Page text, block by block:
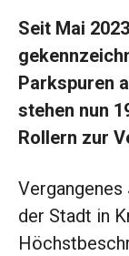
Seit Mai
Parkspuren
stehen nun
Rollern zur
der Stadt in